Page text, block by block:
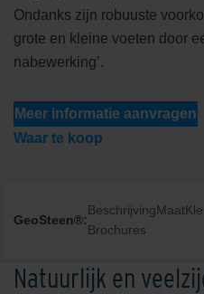
Ondanks zijn robuuste
grote en kleine voeten door
nabewerking’.
Meer informatie aanvragen
Waar te koop
GeoSteen®:
BeschrijvingMaat
Brochures
Natuurlijk en